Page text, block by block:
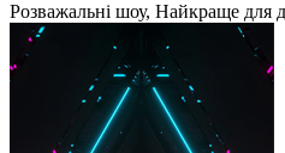
Розважальні шоу, Найкраще для